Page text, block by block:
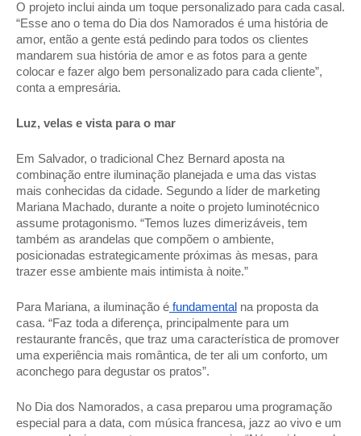
O projeto inclui ainda um toque personalizado para cada casal.
“Esse ano o tema do Dia dos Namorados é uma história de
amor, então a gente está pedindo para todos os clientes
mandarem sua história de amor e as fotos para a gente
colocar e fazer algo bem personalizado para cada cliente”,
conta a empresária.
Luz, velas e vista para o mar
Em Salvador, o tradicional Chez Bernard aposta na
combinação entre iluminação planejada e uma das vistas
mais conhecidas da cidade. Segundo a líder de marketing
Mariana Machado, durante a noite o projeto luminotécnico
assume protagonismo. “Temos luzes dimerizáveis, tem
também as arandelas que compõem o ambiente,
posicionadas estrategicamente próximas às mesas, para
trazer esse ambiente mais intimista à noite.”
Para Mariana, a iluminação é fundamental na proposta da
casa. “Faz toda a diferença, principalmente para um
restaurante francês, que traz uma característica de promover
uma experiência mais romântica, de ter ali um conforto, um
aconchego para degustar os pratos”.
No Dia dos Namorados, a casa preparou uma programação
especial para a data, com música francesa, jazz ao vivo e um